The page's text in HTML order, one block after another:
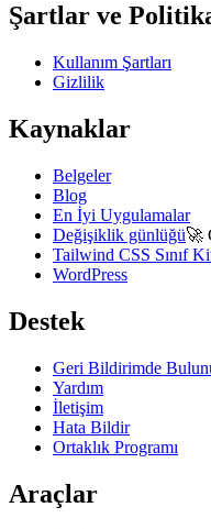
Şartlar ve
Kullanım Şartları
Gizlilik
Kaynaklar
Belgeler
Blog
En İyi Uygulamalar
Değişiklik günlüğü🚀
Tailwind CSS Sınıf
WordPress
Destek
Geri Bildirimde
Yardım
İletişim
Hata Bildir
Ortaklık Programı
Araçlar